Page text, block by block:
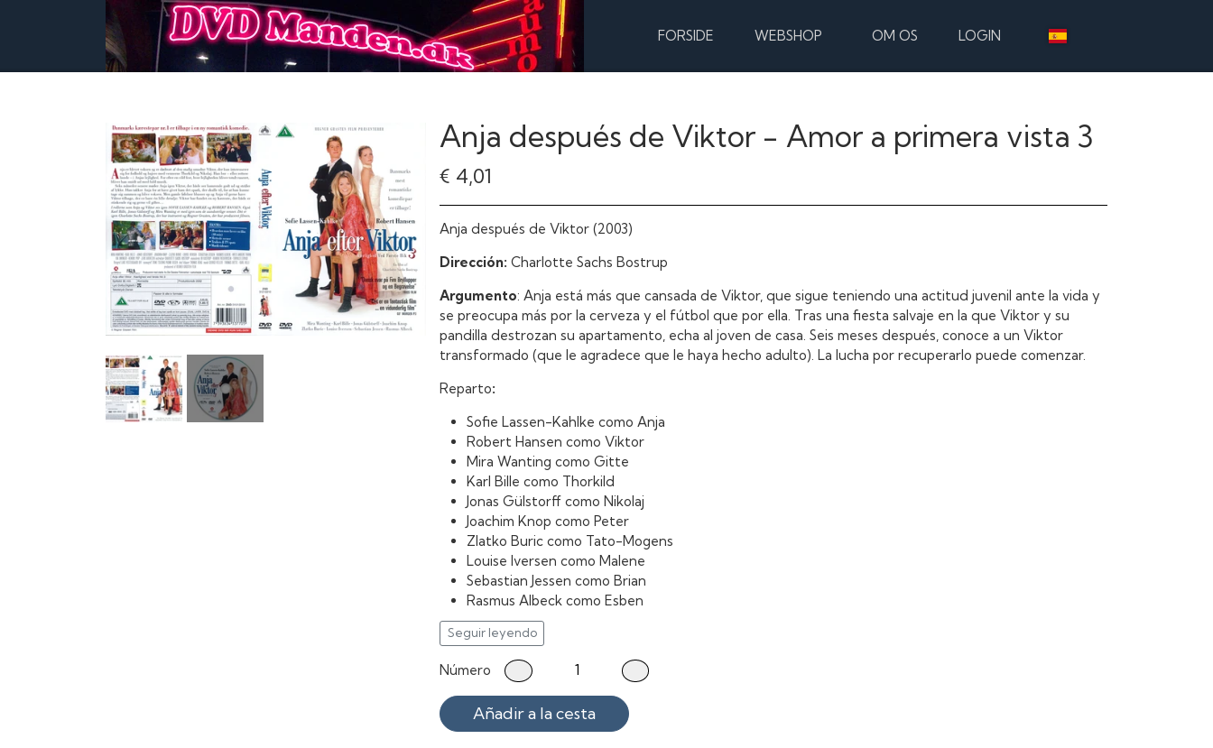
FORSIDE WEBSHOP OM OS LOGIN
Anja después de Viktor - Amor a primera vista 3
€ 4,01
Anja después de Viktor (2003)
Dirección: Charlotte Sachs Bostrup
Argumento: Anja está más que cansada de Viktor, que sigue teniendo una actitud juvenil ante la vida y
se preocupa más por la cerveza y el fútbol que por ella. Tras una fiesta salvaje en la que Viktor y su
pandilla destrozan su apartamento, echa al joven de casa. Seis meses después, conoce a un Viktor
transformado (que le agradece que le haya hecho adulto). La lucha por recuperarlo puede comenzar.
Reparto:
Sofie Lassen-Kahlke como Anja
Robert Hansen como Viktor
Mira Wanting como Gitte
Karl Bille como Thorkild
Jonas Gülstorff como Nikolaj
Joachim Knop como Peter
Zlatko Buric como Tato-Mogens
Louise Iversen como Malene
Sebastian Jessen como Brian
Rasmus Albeck como Esben
Niels Anders Thorn como Gunnar
Ida Dwinger como Elisabeth
Henrik Prip como Profesor de Matemáticas
Jens Arentzen como Carsten
Leif Maibom como Underbo
Niels Ellegaard como Sacerdote
Seguir leyendo
Número
Añadir a la cesta